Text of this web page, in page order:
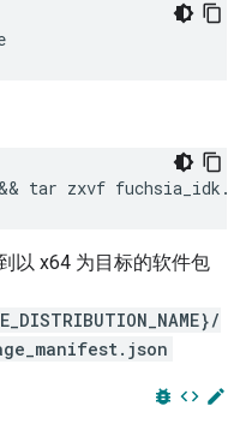
tar zxvf
以 x64 为目标的软件包
bug_report code edit